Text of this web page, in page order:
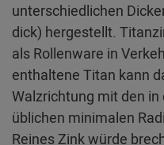
unterschiedlichen
dick) hergestellt.
als Rollenware in
enthaltene Titan kann
Walzrichtung mit den
üblichen minimalen
Reines Zink würde